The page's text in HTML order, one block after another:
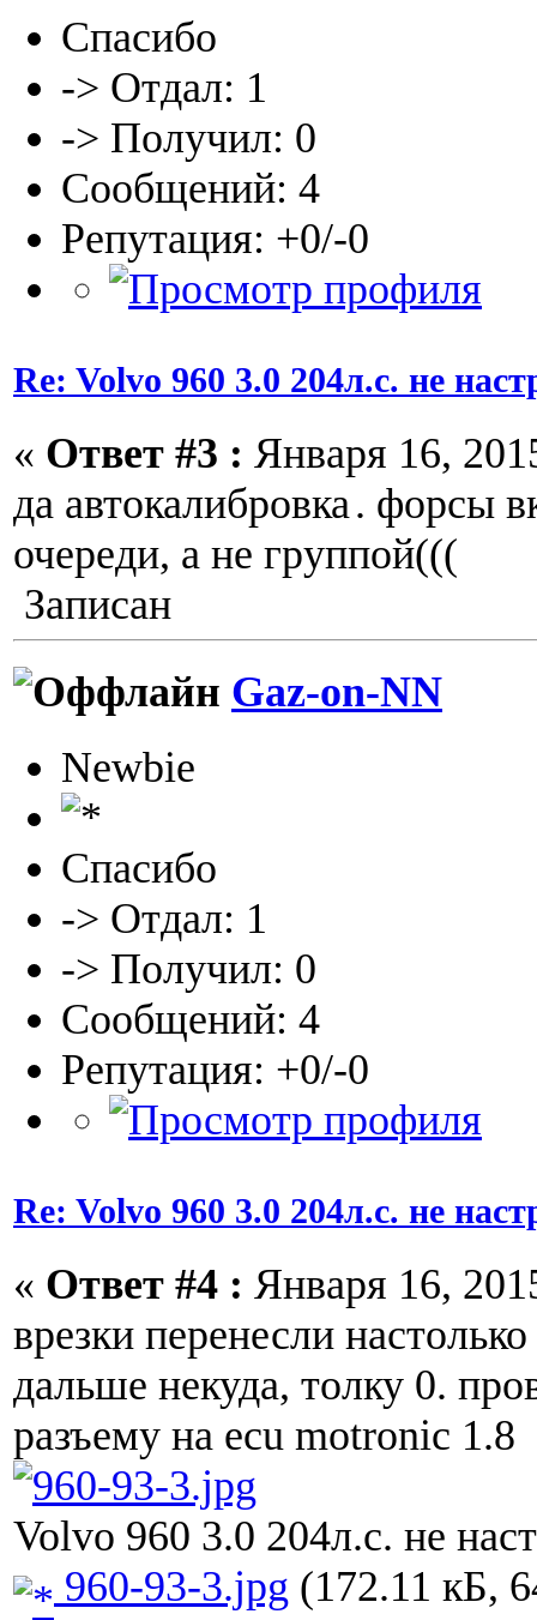
Спасибо
-> Отдал: 1
-> Получил: 0
Сообщений: 4
Репутация: +0/-0
Re: Volvo 960 3.0 204л.с. не
« Ответ #3 : Января 16,
да автокалибровка . форсы
очереди, а не группой(((
Записан
Gaz-on-NN
Newbie
Спасибо
-> Отдал: 1
-> Получил: 0
Сообщений: 4
Репутация: +0/-0
Re: Volvo 960 3.0 204л.с. не
« Ответ #4 : Января 16,
врезки перенесли
дальше некуда, толку 0.
разъему на ecu motronic 1.8
Volvo 960 3.0 204л.с. не
960-93-3.jpg (172.11 кБ,